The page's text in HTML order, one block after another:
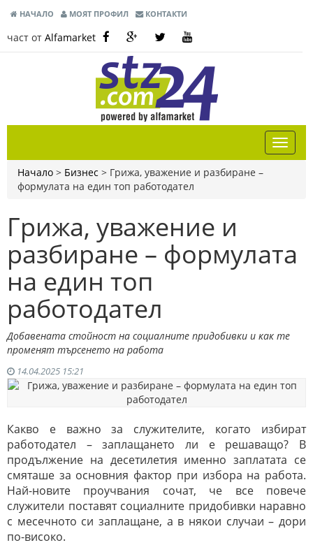
НАЧАЛО МОЯТ ПРОФИЛ КОНТАКТИ
част от Alfamarket
Начало > Бизнес > Грижа, уважение и разбиране –
формулата на един топ работодател
Грижа, уважение и
разбиране – формулата
на един топ
работодател
Добавената стойност на социалните придобивки и как те
променят търсенето на работа
14.04.2025 15:21
Какво е важно за служителите, когато избират
работодател – заплащането ли е решаващо? В
продължение на десетилетия именно заплатата се
смяташе за основния фактор при избора на работа.
Най-новите проучвания сочат, че все повече
служители поставят социалните придобивки наравно
с месечното си заплащане, а в някои случаи – дори
по-високо.